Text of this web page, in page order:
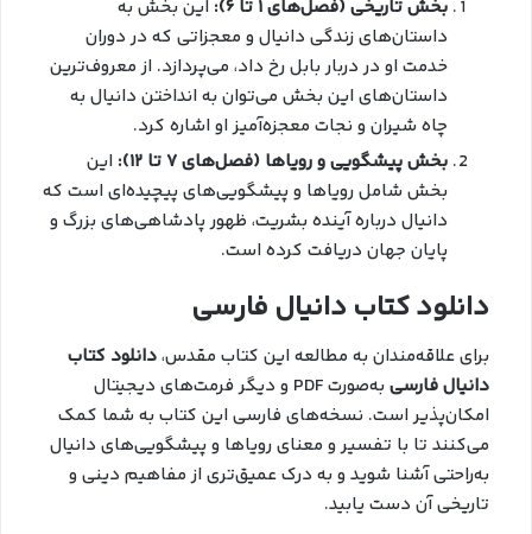
بخش تاریخی (فصل‌های ۱ تا ۶):
این بخش به
داستان‌های زندگی دانیال و معجزاتی که در دوران
خدمت او در دربار بابل رخ داد، می‌پردازد. از معروف‌ترین
داستان‌های این بخش می‌توان به انداختن دانیال به
چاه شیران و نجات معجزه‌آمیز او اشاره کرد.
بخش پیشگویی و رویاها (فصل‌های ۷ تا ۱۲):
این
بخش شامل رویاها و پیشگویی‌های پیچیده‌ای است که
دانیال درباره آینده بشریت، ظهور پادشاهی‌های بزرگ و
پایان جهان دریافت کرده است.
دانلود کتاب دانیال فارسی
برای علاقه‌مندان به مطالعه این کتاب مقدس،دانلود کتاب
دانیال فارسی
به‌صورت PDF و دیگر فرمت‌های دیجیتال
امکان‌پذیر است. نسخه‌های فارسی این کتاب به شما کمک
می‌کنند تا با تفسیر و معنای رویاها و پیشگویی‌های دانیال
به‌راحتی آشنا شوید و به درک عمیق‌تری از مفاهیم دینی و
تاریخی آن دست یابید.